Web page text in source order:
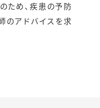
ため、疾患の予防
のアドバイスを求